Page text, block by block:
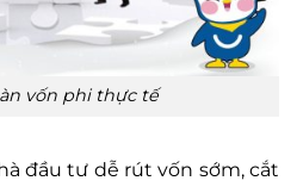
vốn phi thực tế
đầu tư dễ rút vốn sớm, cắt